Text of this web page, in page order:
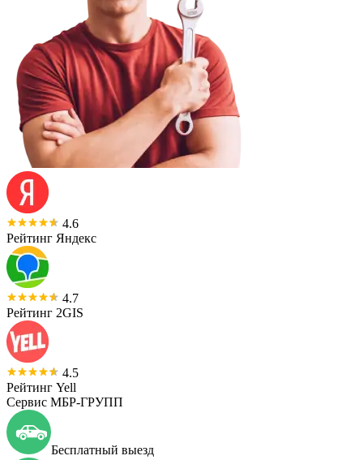
4.6
Рейтинг Яндекс
4.7
Рейтинг 2GIS
4.5
Рейтинг Yell
Сервис МБР-ГРУПП
Бесплатный выезд